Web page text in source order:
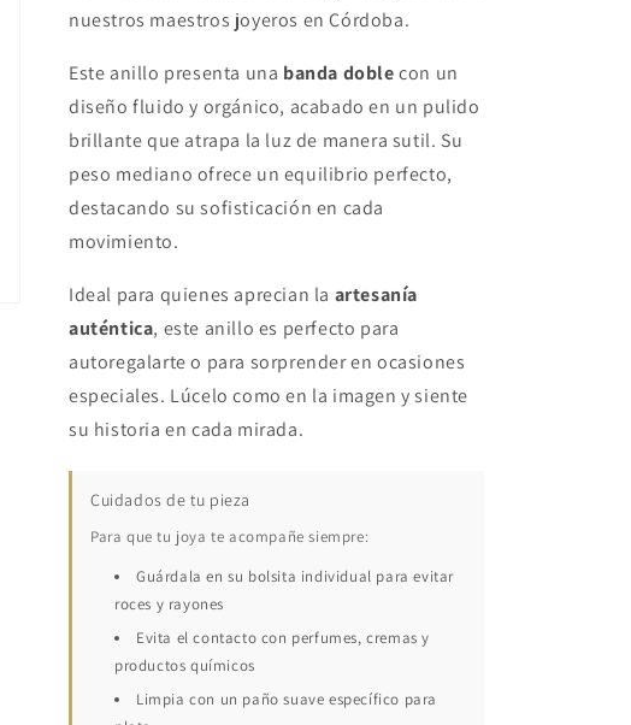
nuestros maestros joyeros en Córdoba.
Este anillo presenta una banda doblecon un
diseño fluido y orgánico, acabado en un pulido
brillante que atrapa la luz de manera sutil. Su
peso mediano ofrece un equilibrio perfecto,
destacando su sofisticación en cada
movimiento.
Ideal para quienes aprecian la artesanía
auténtica, este anillo es perfecto para
autoregalarte o para sorprender en ocasiones
especiales. Lúcelo como en la imagen y siente
su historia en cada mirada.
Cuidados de tu pieza
Para que tu joya te acompañe siempre:
Guárdala en su bolsita individual para evitar
roces y rayones
Evita el contacto con perfumes, cremas y
productos químicos
Limpia con un paño suave específico para